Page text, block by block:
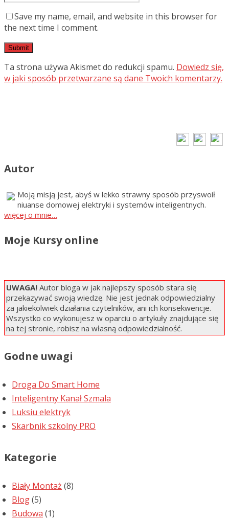
Save my name, email, and website in this browser for
the next time I comment.
Ta strona używa Akismet do redukcji spamu. Dowiedz się,
w jaki sposób przetwarzane są dane Twoich komentarzy.
Autor
Moją misją jest, abyś w lekko strawny sposób przyswoił
niuanse domowej elektryki i systemów inteligentnych.
więcej o mnie…
Moje Kursy online
UWAGA! Autor bloga w jak najlepszy sposób stara się
przekazywać swoją wiedzę. Nie jest jednak odpowiedzialny
za jakiekolwiek działania czytelników, ani ich konsekwencje.
Wszystko co wykonujesz w oparciu o artykuły znajdujące się
na tej stronie, robisz na własną odpowiedzialność.
Godne uwagi
Droga Do Smart Home
Inteligentny Kanał Szmala
Luksiu elektryk
Skarbnik szkolny PRO
Kategorie
Biały Montaż (8)
Blog(5)
Budowa (1)